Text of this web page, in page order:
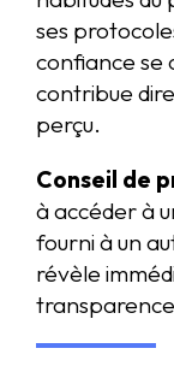
ses
confiance se
contribue
perçu.
Conseil de
à accéder à
fourni à un
révèle